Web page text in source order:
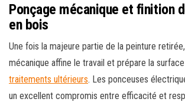
Ponçage mécanique et finition
en bois
Une fois la majeure partie de la peinture
mécanique affine le travail et prépare la
traitements ultérieurs. Les ponceuses
un excellent compromis entre efficacité et